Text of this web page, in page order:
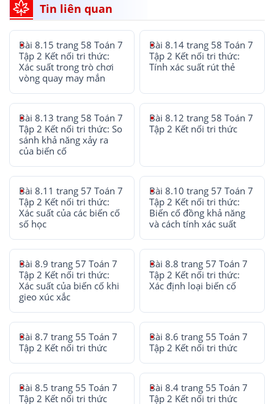
Tin liên quan
Bài 8.15 trang 58 Toán 7
Tập 2 Kết nối tri thức:
Xác suất trong trò chơi
vòng quay may mắn
Bài 8.14 trang 58 Toán 7
Tập 2 Kết nối tri thức:
Tính xác suất rút thẻ
Bài 8.13 trang 58 Toán 7
Tập 2 Kết nối tri thức: So
sánh khả năng xảy ra
của biến cố
Bài 8.12 trang 58 Toán 7
Tập 2 Kết nối tri thức
Bài 8.11 trang 57 Toán 7
Tập 2 Kết nối tri thức:
Xác suất của các biến cố
số học
Bài 8.10 trang 57 Toán 7
Tập 2 Kết nối tri thức:
Biến cố đồng khả năng
và cách tính xác suất
Bài 8.9 trang 57 Toán 7
Tập 2 Kết nối tri thức:
Xác suất của biến cố khi
gieo xúc xắc
Bài 8.8 trang 57 Toán 7
Tập 2 Kết nối tri thức:
Xác định loại biến cố
Bài 8.7 trang 55 Toán 7
Tập 2 Kết nối tri thức
Bài 8.6 trang 55 Toán 7
Tập 2 Kết nối tri thức
Bài 8.5 trang 55 Toán 7
Tập 2 Kết nối tri thức
Bài 8.4 trang 55 Toán 7
Tập 2 Kết nối tri thức